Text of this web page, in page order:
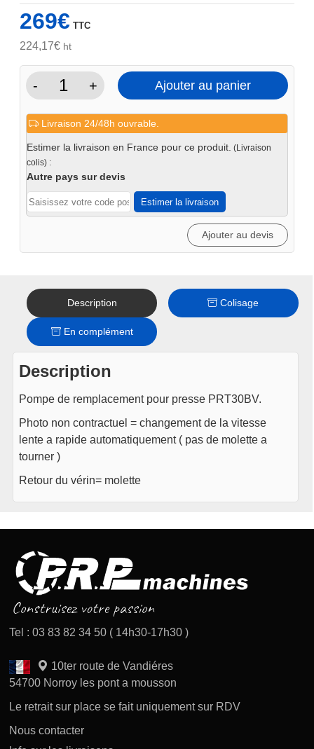
269€ TTC
224,17€ht
-
quantité
Pompe
de
pour
presse
PRT30BV
+ Ajouter au panier
Livraison 24/48h ouvrable.
Estimer la livraison en France pour ce produit. (Livraison
colis) :
Autre pays sur devis
Estimer la livraison
Ajouter au devis
Description Colisage
En complément
Description
Pompe de remplacement pour presse PRT30BV.
Photo non contractuel = changement de la vitesse
lente a rapide automatiquement ( pas de molette a
tourner )
Retour du vérin= molette
Tel : 03 83 82 34 50 ( 14h30-17h30 )
10ter route de Vandiéres
54700 Norroy les pont a mousson
Le retrait sur place se fait uniquement sur RDV
Nous contacter